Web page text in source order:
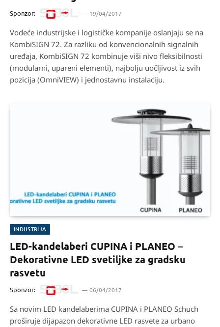
Sponzor: 19/04/2017
Vodeće industrijske i logističke kompanije oslanjaju se na
KombiSIGN 72. Za razliku od konvencionalnih signalnih
uređaja, KombiSIGN 72 kombinuje viši nivo fleksibilnosti
(modularni, upareni elementi), najbolju uočljivost iz svih
pozicija (OmniVIEW) i jednostavnu instalaciju.
INDUSTRIJA
LED-kandelaberi CUPINA i PLANEO –
Dekorativne LED svetiljke za gradsku
rasvetu
Sponzor: 06/04/2017
Sa novim LED kandelaberima CUPINA i PLANEO Schuch
proširuje dijapazon dekorativne LED rasvete za urbano